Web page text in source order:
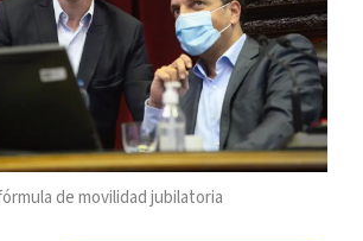
de movilidad jubilatoria